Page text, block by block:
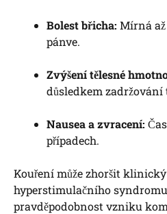
Bolest břicha: Mírná
pánve.
Zvýšení tělesné
důsledkem
Nausea a zvracení:
případech.
Kouření může zhoršit
hyperstimulačního
pravděpodobnost vzniku